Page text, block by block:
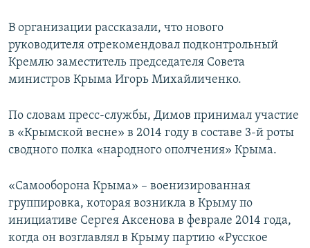
В организации рассказали, что нового
руководителя отрекомендовал подконтрольный
Кремлю заместитель председателя Совета
министров Крыма Игорь Михайличенко.
По словам пресс-службы, Димов принимал участие
в «Крымской весне» в 2014 году в составе 3-й роты
сводного полка «народного ополчения» Крыма.
«Самооборона Крыма» – военизированная
группировка, которая возникла в Крыму по
инициативе Сергея Аксенова в феврале 2014 года,
когда он возглавлял в Крыму партию «Русское